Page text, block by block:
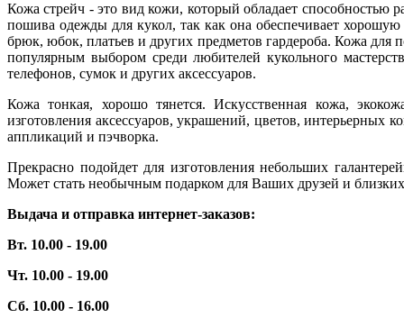
Кожа стрейч - это вид кожи, который обладает способностью
пошива одежды для кукол, так как она обеспечивает
брюк, юбок, платьев и других предметов гардероба. Кожа для
популярным выбором среди любителей кукольного
телефонов, сумок и других аксессуаров.
Кожа тонкая, хорошо тянется. Искусственная кожа,
изготовления аксессуаров, украшений, цветов,
аппликаций и пэчворка.
Прекрасно подойдет для изготовления небольших
Может стать необычным подарком для Ваших друзей и
Выдача и отправка интернет-заказов:
Вт. 10.00 - 19.00
Чт. 10.00 - 19.00
Сб. 10.00 - 16.00